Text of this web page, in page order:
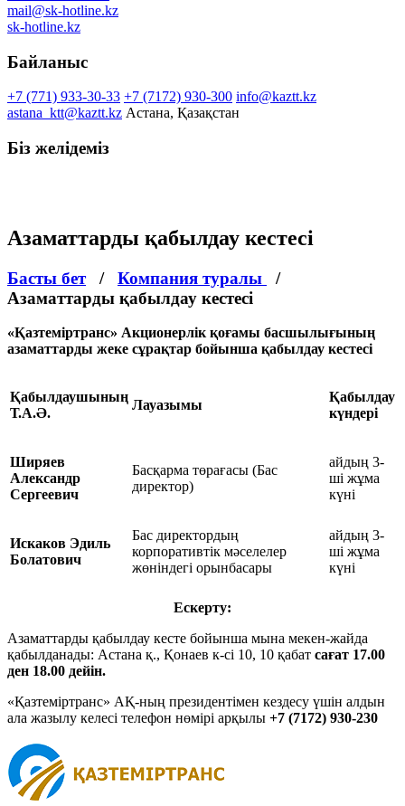
mail@sk-hotline.kz
sk-hotline.kz
Байланыс
+7 (771) 933-30-33 +7 (7172) 930-300 info@kaztt.kz
astana_ktt@kaztt.kz Астана, Қазақстан
Біз желідеміз
Азаматтарды қабылдау кестесі
Басты бет/ Компания туралы
/
Азаматтарды қабылдау кестесі
«Қазтеміртранс» Акционерлік қоғамы басшылығының
азаматтарды жеке сұрақтар бойынша қабылдау кестесі
Қабылдаушының
Т.А.Ә.
Лауазымы
Қабылдау
күндері
Ширяев
Александр
Сергеевич
Басқарма төрағасы (Бас
директор)
айдың 3-
ші жұма
күні
Искаков Эдиль
Болатович
Бас директордың
корпоративтік мәселелер
жөніндегі орынбасары
айдың 3-
ші жұма
күні
Ескерту:
Азаматтарды қабылдау кесте бойынша мына мекен-жайда
қабылданады: Астана қ., Қонаев к-сі 10, 10 қабат сағат 17.00
ден 18.00 дейін.
«Қазтеміртранс» АҚ-ның президентімен кездесу үшін алдын
ала жазылу келесі телефон нөмірі арқылы +7 (7172) 930-230